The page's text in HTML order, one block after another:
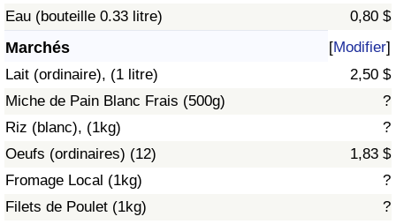
Eau (bouteille 0.33 litre)
0,80 $
Marchés [Modifier]
Lait (ordinaire), (1 litre)
2,50 $
Miche de Pain Blanc Frais (500g)
?
Riz (blanc), (1kg)
?
Oeufs (ordinaires) (12)
1,83 $
Fromage Local (1kg)
?
Filets de Poulet (1kg)
?
Indice de criminalité par pays
Soins de santé
Indice des soins de santé (Actuel)
Indice des soins de santé
Indice des soins de santé par Pays